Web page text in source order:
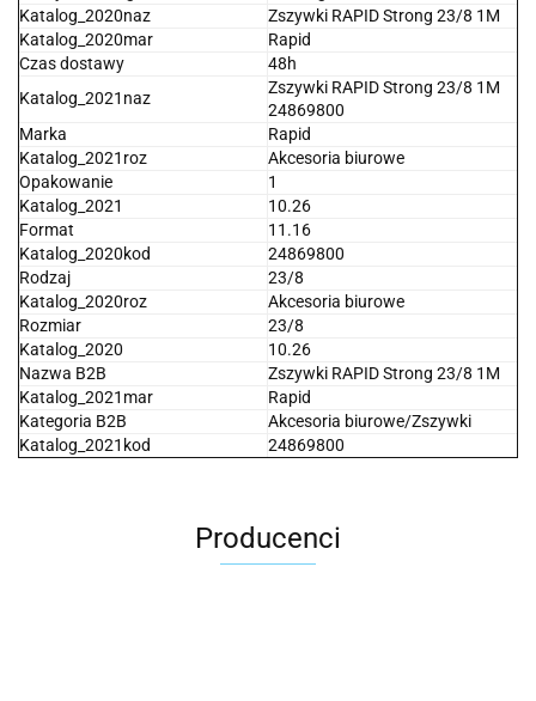
Katalog_2020naz
Zszywki RAPID Strong 23/8 1M
Katalog_2020mar
Rapid
Czas dostawy
48h
Katalog_2021naz
Zszywki RAPID Strong 23/8 1M
24869800
Marka
Rapid
Katalog_2021roz
Akcesoria biurowe
Opakowanie
1
Katalog_2021
10.26
Format
11.16
Katalog_2020kod
24869800
Rodzaj
23/8
Katalog_2020roz
Akcesoria biurowe
Rozmiar
23/8
Katalog_2020
10.26
Nazwa B2B
Zszywki RAPID Strong 23/8 1M
Katalog_2021mar
Rapid
Kategoria B2B
Akcesoria biurowe/Zszywki
Katalog_2021kod
24869800
Producenci